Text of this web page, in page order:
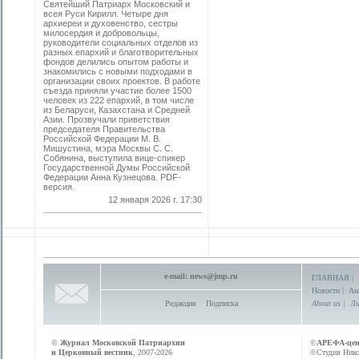
Святейший Патриарх Московский и
всея Руси Кирилл. Четыре дня
архиереи и духовенство, сестры
милосердия и добровольцы,
руководители социальных отделов из
разных епархий и благотворительных
фондов делились опытом работы и
знакомились с новыми подходами в
организации своих проектов. В работе
съезда приняли участие более 1500
человек из 222 епархий, в том числе
из Беларуси, Казахстана и Средней
Азии. Прозвучали приветствия
председателя Правительства
Российской Федерации М. В.
Мишустина, мэра Москвы С. С.
Собянина, выступила вице-спикер
Государственной Думы Российской
Федерации Анна Кузнецова. PDF-
версия.
12 января 2026 г. 17:30
e-mail: news@jmp.ru
Редакция Подписка
ГЛАВНАЯ |
Новости |
About us |
© Журнал Московской Патриархии
и Церковный вестник , 2007-2026
©АРЕФА-
©Студия